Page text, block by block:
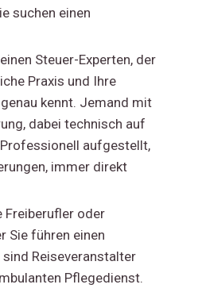
suchen einen
Steuer-Experten, der
Praxis und Ihre
kennt. Jemand mit
dabei technisch auf
aufgestellt,
immer direkt
Freiberufler oder
Sie führen einen
Reiseveranstalter
Pflegedienst.